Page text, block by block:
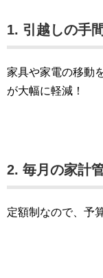
1. 引越しの手
家具や家電の移動
が大幅に軽減！
2. 毎月の家計
定額制なので、予